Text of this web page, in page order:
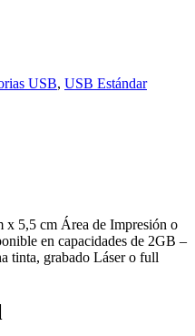
USB, USB Estándar
x 5,5 cm Área de Impresión o
en capacidades de 2GB –
tinta, grabado Láser o full